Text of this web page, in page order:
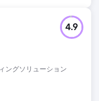
ングソリューション
4.9